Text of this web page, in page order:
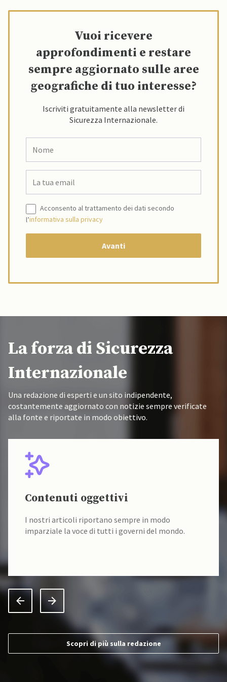
Vuoi ricevere
approfondimenti e restare
sempre aggiornato sulle aree
geografiche di tuo interesse?
Iscriviti gratuitamente alla newsletter di
Sicurezza Internazionale.
Acconsento al trattamento dei dati secondo
l’informativa sulla privacy
La forza di Sicurezza
Internazionale
Una redazione di esperti e un sito indipendente,
costantemente aggiornato con notizie sempre verificate
alla fonte e riportate in modo obiettivo.
Contenuti oggettivi
I nostri articoli riportano sempre in modo
imparziale la voce di tutti i governi del mondo.
Scopri di più sulla redazione